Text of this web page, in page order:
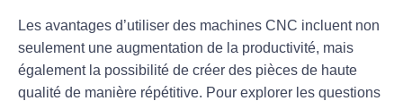
Les avantages d’utiliser des machines CNC incluent non
seulement une augmentation de la productivité, mais
également la possibilité de créer des pièces de haute
qualité de manière répétitive. Pour explorer les questions